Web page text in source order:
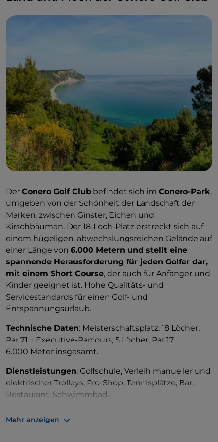
Der Conero Golf Club befindet sich im Conero-Park,
umgeben von der Schönheit der Landschaft der
Marken, zwischen Ginster, Eichen und
Kirschbäumen. Der 18-Loch-Platz erstreckt sich auf
einem hügeligen, abwechslungsreichen Gelände auf
einer Länge von 6.000 Metern und stellt eine
spannende Herausforderung für jeden Golfer dar,
mit einem Short Course, der auch für Anfänger und
Kinder geeignet ist. Hohe Qualitäts- und
Servicestandards für einen Golf- und
Entspannungsurlaub.
Technische Daten: Meisterschaftsplatz, 18 Löcher,
Par 71 + Executive-Parcours, 5 Löcher, Par 17.
6.000 Meter insgesamt.
Dienstleistungen: Golfschule, Verleih manueller und
elektrischer Trolleys, Pro-Shop, Tennisplätze, Bar,
Restaurant, Schwimmbad.
Umgebung
Mehr anzeigen